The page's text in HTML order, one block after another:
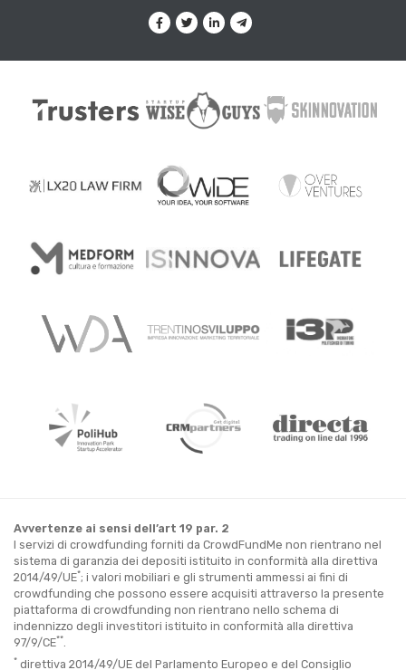
Avvertenze ai sensi dell’art 19 par. 2
I servizi di crowdfunding forniti da CrowdFundMe non rientrano nel
sistema di garanzia dei depositi istituito in conformità alla direttiva
2014/49/UE*; i valori mobiliari e gli strumenti ammessi ai fini di
crowdfunding che possono essere acquisiti attraverso la presente
piattaforma di crowdfunding non rientrano nello schema di
indennizzo degli investitori istituito in conformità alla direttiva
97/9/CE**
* direttiva 2014/49/UE del Parlamento Europeo e del Consiglio